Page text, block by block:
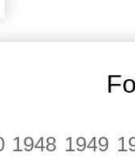
1948 1949